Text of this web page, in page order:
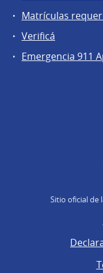
Matrículas
Verificá
Emergencia 911
Sitio oficial de